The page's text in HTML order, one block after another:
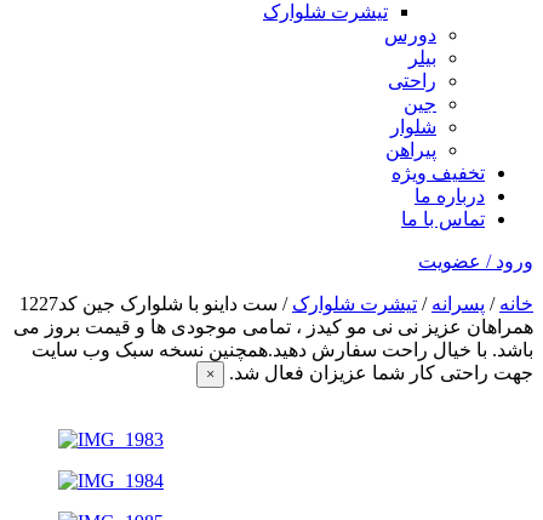
تیشرت شلوارک
دورس
بیلر
راحتی
جین
شلوار
پیراهن
تخفیف ویژه
درباره ما
تماس با ما
ورود / عضویت
خانه / پسرانه / تیشرت شلوارک / ست داینو با شلوارک جین کد1227
همراهان عزیز نی نی مو کیدز ، تمامی موجودی ها و قیمت بروز می
باشد. با خیال راحت سفارش دهید.همچنین نسخه سبک وب سایت
جهت راحتی کار شما عزیزان فعال شد.
×